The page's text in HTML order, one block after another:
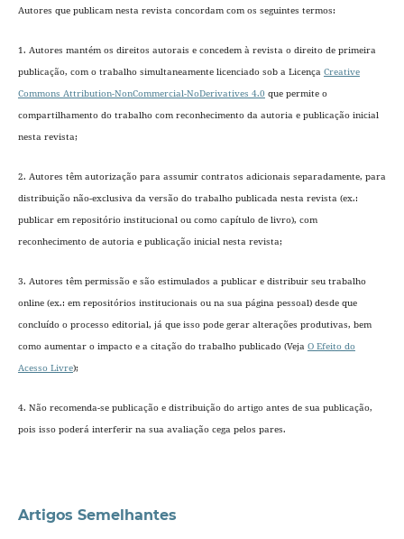
Autores que publicam nesta revista concordam com os seguintes termos:
1. Autores mantém os direitos autorais e concedem à revista o direito de primeira
publicação, com o trabalho simultaneamente licenciado sob a Licença Creative
Commons Attribution-NonCommercial-NoDerivatives 4.0 que permite o
compartilhamento do trabalho com reconhecimento da autoria e publicação inicial
nesta revista;
2. Autores têm autorização para assumir contratos adicionais separadamente, para
distribuição não-exclusiva da versão do trabalho publicada nesta revista (ex.:
publicar em repositório institucional ou como capítulo de livro), com
reconhecimento de autoria e publicação inicial nesta revista;
3. Autores têm permissão e são estimulados a publicar e distribuir seu trabalho
online (ex.: em repositórios institucionais ou na sua página pessoal) desde que
concluído o processo editorial, já que isso pode gerar alterações produtivas, bem
como aumentar o impacto e a citação do trabalho publicado (Veja O Efeito do
Acesso Livre);
4. Não recomenda-se publicação e distribuição do artigo antes de sua publicação,
pois isso poderá interferir na sua avaliação cega pelos pares.
Artigos Semelhantes